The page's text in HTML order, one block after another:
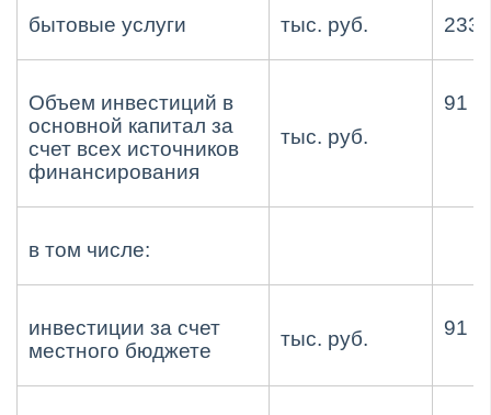
бытовые услуги тыс. руб.
Объем инвестиций в
основной капитал за
счет всех источников
финансирования
тыс. руб.
91
в том числе:
инвестиции за счет
местного бюджете
тыс. руб. 91